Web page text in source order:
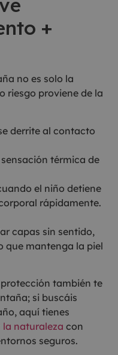
+
no es solo la
riesgo proviene de la
derrite al contacto
térmica de
el niño detiene
rápidamente.
capas sin sentido,
que mantenga la piel
también te
si buscáis
aquí tienes
naturaleza con
seguros.